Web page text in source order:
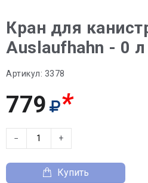
Кран для
Auslaufhahn - 0 л
Артикул: 3378
779 *
− +
Купить